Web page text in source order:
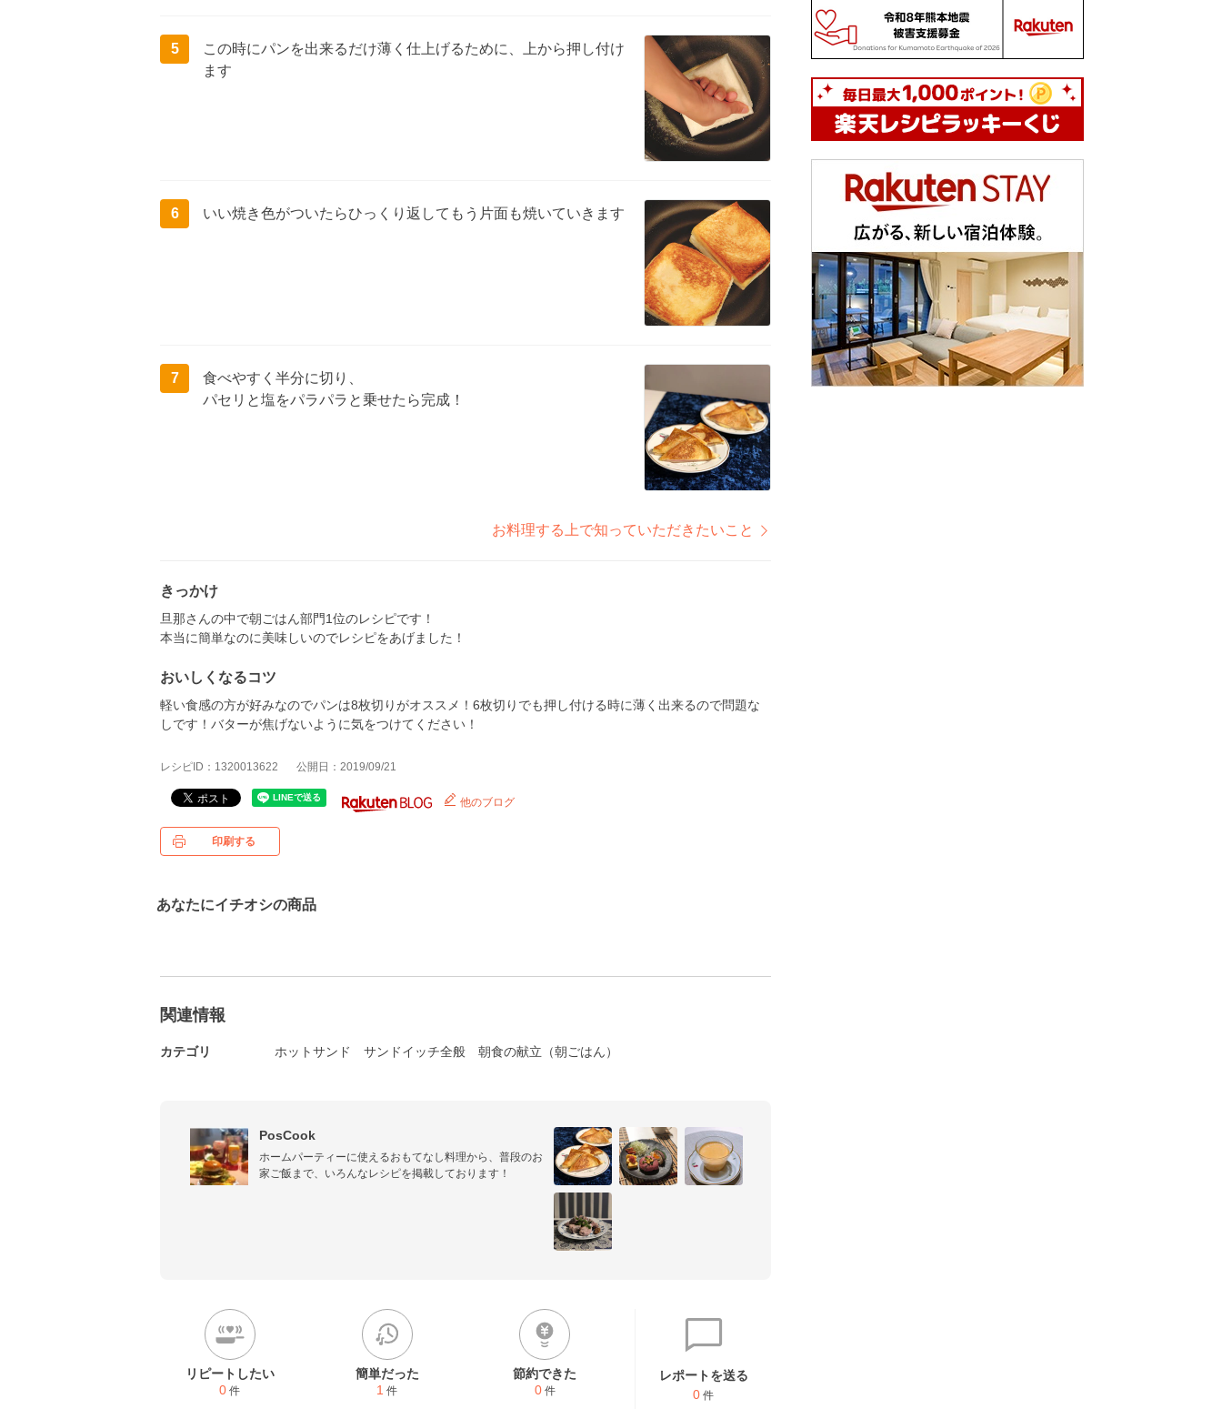
5
この時にパンを出来るだけ薄く仕上げるために、上から押し付け
ます
6 いい焼き色がついたらひっくり返してもう片面も焼いていきます
7
食べやすく半分に切り、
パセリと塩をパラパラと乗せたら完成！
お料理する上で知っていただきたいこと
きっかけ
旦那さんの中で朝ごはん部門1位のレシピです！
本当に簡単なのに美味しいのでレシピをあげました！
おいしくなるコツ
軽い食感の方が好みなのでパンは8枚切りがオススメ！6枚切りでも押し付ける時に薄く出来るので問題な
しです！バターが焦げないように気をつけてください！
レシピID：1320013622 公開日：2019/09/21
他のブログ
印刷する
あなたにイチオシの商品
関連情報
カテゴリ ホットサンド サンドイッチ全般 朝食の献立（朝ごはん）
PosCook
ホームパーティーに使えるおもてなし料理から、普段のお
家ご飯まで、いろんなレシピを掲載しております！
リピートしたい
0 件
簡単だった
1 件
節約できた
0 件
レポートを送る
0 件